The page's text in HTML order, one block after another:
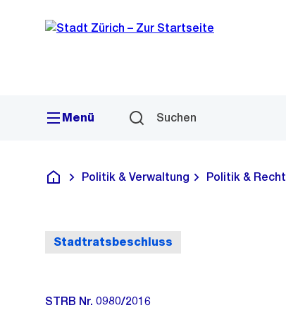
Navigation
Sprunglink
Menü Suchen
Deutsch
Politik & Verwaltung Politik & Recht
Stadtratsbeschluss
STRB Nr. 0980/2016